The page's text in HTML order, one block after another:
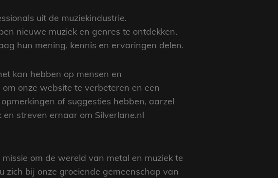
uit de muziekindustrie.
nieuwe muziek en genres te ontdekken.
hun mening, kennis en ervaringen delen.
kan hebben op mensen en
onze website te verbeteren en een
of suggesties hebben, aarzel
streven ernaar om Silverlane.nl
om de wereld van metal en muziek te
bij onze groeiende gemeenschap van